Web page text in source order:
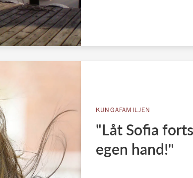
KUNGAFAMILJEN
"Låt Sofia
egen hand!"